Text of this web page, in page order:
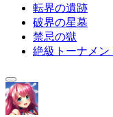
転界の遺跡
破界の星墓
禁忌の獄
絶級トーナメン